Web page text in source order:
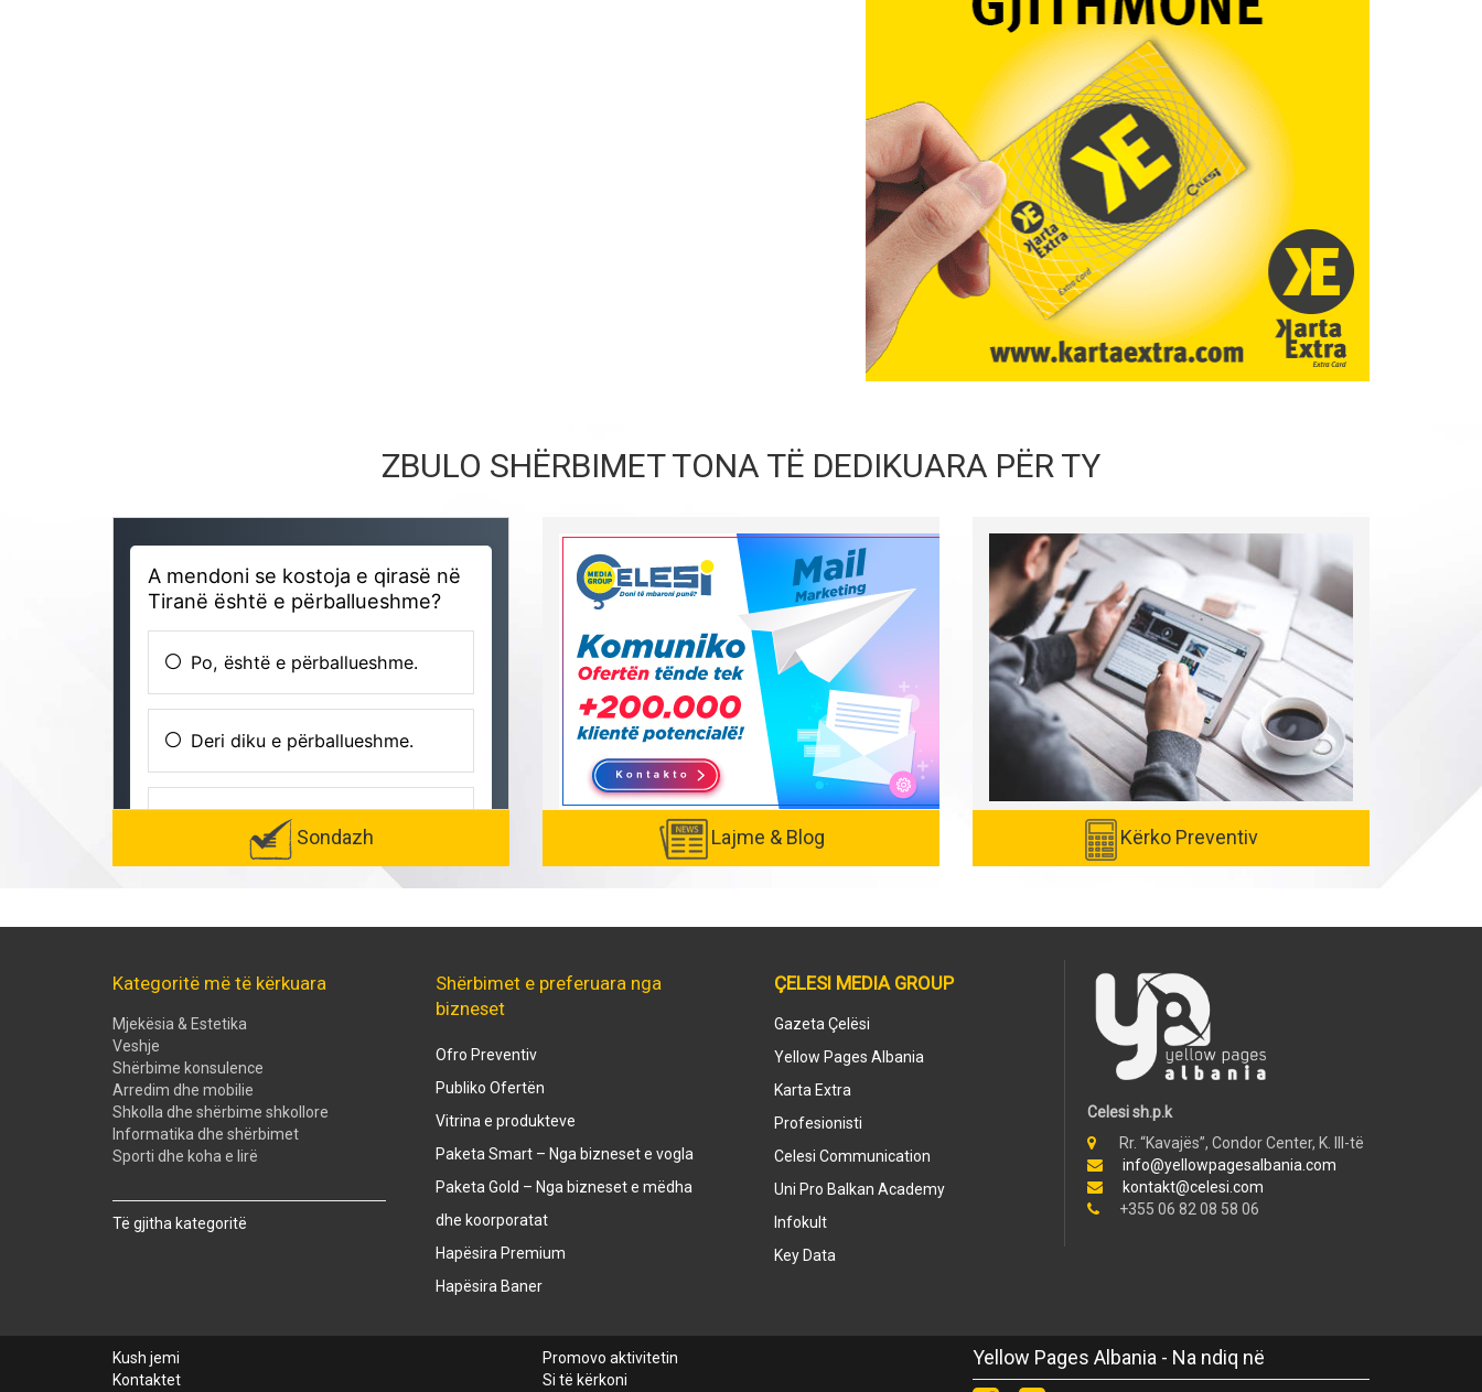
ZBULO SHËRBIMET TONA TË DEDIKUARA PËR TY
Sondazh Lajme & Blog Kërko Preventiv
Kategoritë më të kërkuara
Mjekësia & Estetika
Veshje
Shërbime konsulence
Arredim dhe mobilie
Shkolla dhe shërbime shkollore
Informatika dhe shërbimet
Sporti dhe koha e lirë
Të gjitha kategoritë
Shërbimet e preferuara nga
bizneset
Ofro Preventiv
Publiko Ofertën
Vitrina e produkteve
Paketa Smart – Nga bizneset e vogla
Paketa Gold – Nga bizneset e mëdha
dhe koorporatat
Hapësira Premium
Hapësira Baner
ÇELESI MEDIA GROUP
Gazeta Çelësi
Yellow Pages Albania
Karta Extra
Profesionisti
Celesi Communication
Uni Pro Balkan Academy
Infokult
Key Data
Celesi sh.p.k
Rr. “Kavajës”, Condor Center, K. III-të
info@yellowpagesalbania.com
kontakt@celesi.com
+355 06 82 08 58 06
Kush jemi
Kontaktet
Promovo aktivitetin
Si të kërkoni
Yellow Pages Albania - Na ndiq në